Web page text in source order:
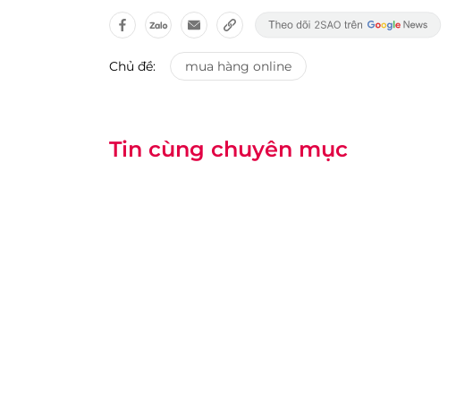
Chủ đề: mua hàng online
Tin cùng chuyên mục